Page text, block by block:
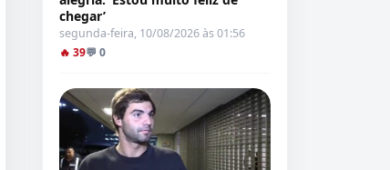
chegar’
segunda-feira, 10/08/2026 às 01:56
🔥 39💬 0